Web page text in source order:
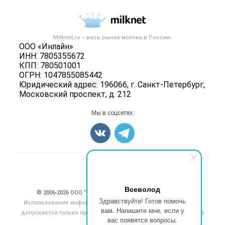
Всеволод
Здравствуйте! Готов помочь
вам. Напишите мне, если у
вас появятся вопросы.
Milknet.ru – весь рынок молока в России.
ООО «Инлайн»
ИНН: 7805355672
КПП: 780501001
ОГРН: 1047855085442
Юридический адрес: 196066, г. Санкт-Петербург,
Московский проспект, д. 212
Публичная оферта
Контактная информация
Политика обработки персональных данных
Новости рынка
Молочная продукция
Вторичное сырье
Оборудование
Карта объявлений
Мы в соцсетях:
© 2006‑2026 ООО “Инлайн”. 12+ Все права защищены.
Использование информации, размещенной на данном сайте,
допускается только при размещении активной гиперссылки на
milknet.ru